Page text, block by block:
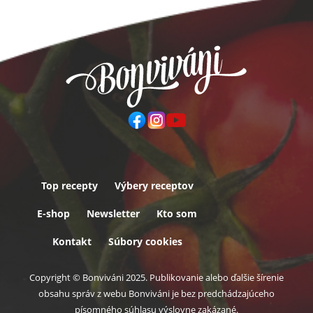
Päta
Top recepty Výbery receptov
E-shop Newsletter Kto som
Kontakt Súbory cookies
Copyright © Bonviváni 2025. Publikovanie alebo ďalšie šírenie
obsahu správ z webu Bonviváni je bez predchádzajúceho
písomného súhlasu výslovne zakázané.